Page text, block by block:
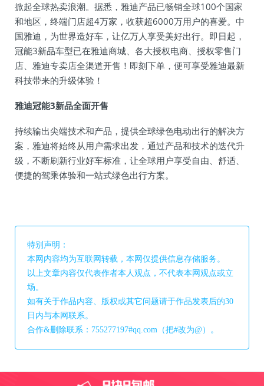
掀起全球热卖浪潮。据悉，雅迪产品已畅销全球100个国家
和地区，终端门店超4万家，收获超6000万用户的喜爱。中
国雅迪，为世界造好车，让亿万人享受美好出行。即日起，
冠能3新品车型已在雅迪商城、各大授权电商、授权零售门
店、雅迪专卖店全渠道开售！即刻下单，便可享受雅迪最新
科技带来的升级体验！
雅迪冠能3新品全面开售
持续输出尖端技术和产品，提供全球绿色电动出行的解决方
案，雅迪将始终从用户需求出发，通过产品和技术的迭代升
级，不断刷新行业好车标准，让全球用户享受自由、舒适、
便捷的驾乘体验和一站式绿色出行方案。
特别声明：
本网内容均为互联网转载，本网仅提供信息存储服务。
以上文章内容仅代表作者本人观点，不代表本网观点或立
场。
如有关于作品内容、版权或其它问题请于作品发表后的30
日内与本网联系。
合作&删除联系：755277197#qq.com（把#改为@）。